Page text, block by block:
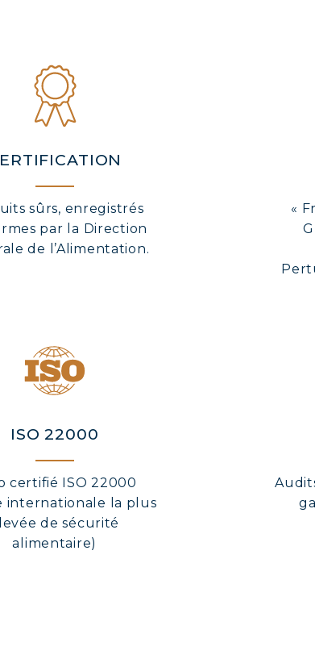
sûrs, enregistrés
par la Direction
de l’Alimentation.
«
ISO 22000
certifié ISO 22000
internationale la plus
de sécurité
alimentaire)